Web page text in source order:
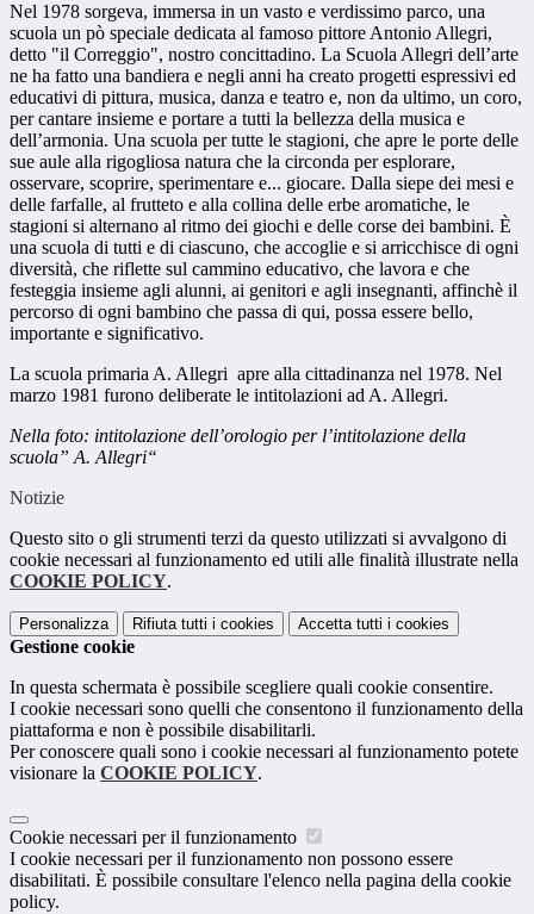
Nel 1978 sorgeva, immersa in un vasto e verdissimo parco, una
scuola un pò speciale dedicata al famoso pittore Antonio Allegri,
detto "il Correggio", nostro concittadino. La Scuola Allegri dell’arte
ne ha fatto una bandiera e negli anni ha creato progetti espressivi ed
educativi di pittura, musica, danza e teatro e, non da ultimo, un coro,
per cantare insieme e portare a tutti la bellezza della musica e
dell’armonia. Una scuola per tutte le stagioni, che apre le porte delle
sue aule alla rigogliosa natura che la circonda per esplorare,
osservare, scoprire, sperimentare e... giocare. Dalla siepe dei mesi e
delle farfalle, al frutteto e alla collina delle erbe aromatiche, le
stagioni si alternano al ritmo dei giochi e delle corse dei bambini. È
una scuola di tutti e di ciascuno, che accoglie e si arricchisce di ogni
diversità, che riflette sul cammino educativo, che lavora e che
festeggia insieme agli alunni, ai genitori e agli insegnanti, affinchè il
percorso di ogni bambino che passa di qui, possa essere bello,
importante e significativo.
La scuola primaria A. Allegri apre alla cittadinanza nel 1978. Nel
marzo 1981 furono deliberate le intitolazioni ad A. Allegri.
Nella foto: intitolazione dell’orologio per l’intitolazione della
scuola” A. Allegri“
Notizie
Questo sito o gli strumenti terzi da questo utilizzati si avvalgono di
cookie necessari al funzionamento ed utili alle finalità illustrate nella
COOKIE POLICY.
Personalizza Rifiuta tutti i cookies Accetta tutti i cookies
Gestione cookie
In questa schermata è possibile scegliere quali cookie consentire.
I cookie necessari sono quelli che consentono il funzionamento della
piattaforma e non è possibile disabilitarli.
Per conoscere quali sono i cookie necessari al funzionamento potete
visionare la COOKIE POLICY.
Cookie necessari per il funzionamento
I cookie necessari per il funzionamento non possono essere
disabilitati. È possibile consultare l'elenco nella pagina della cookie
policy.